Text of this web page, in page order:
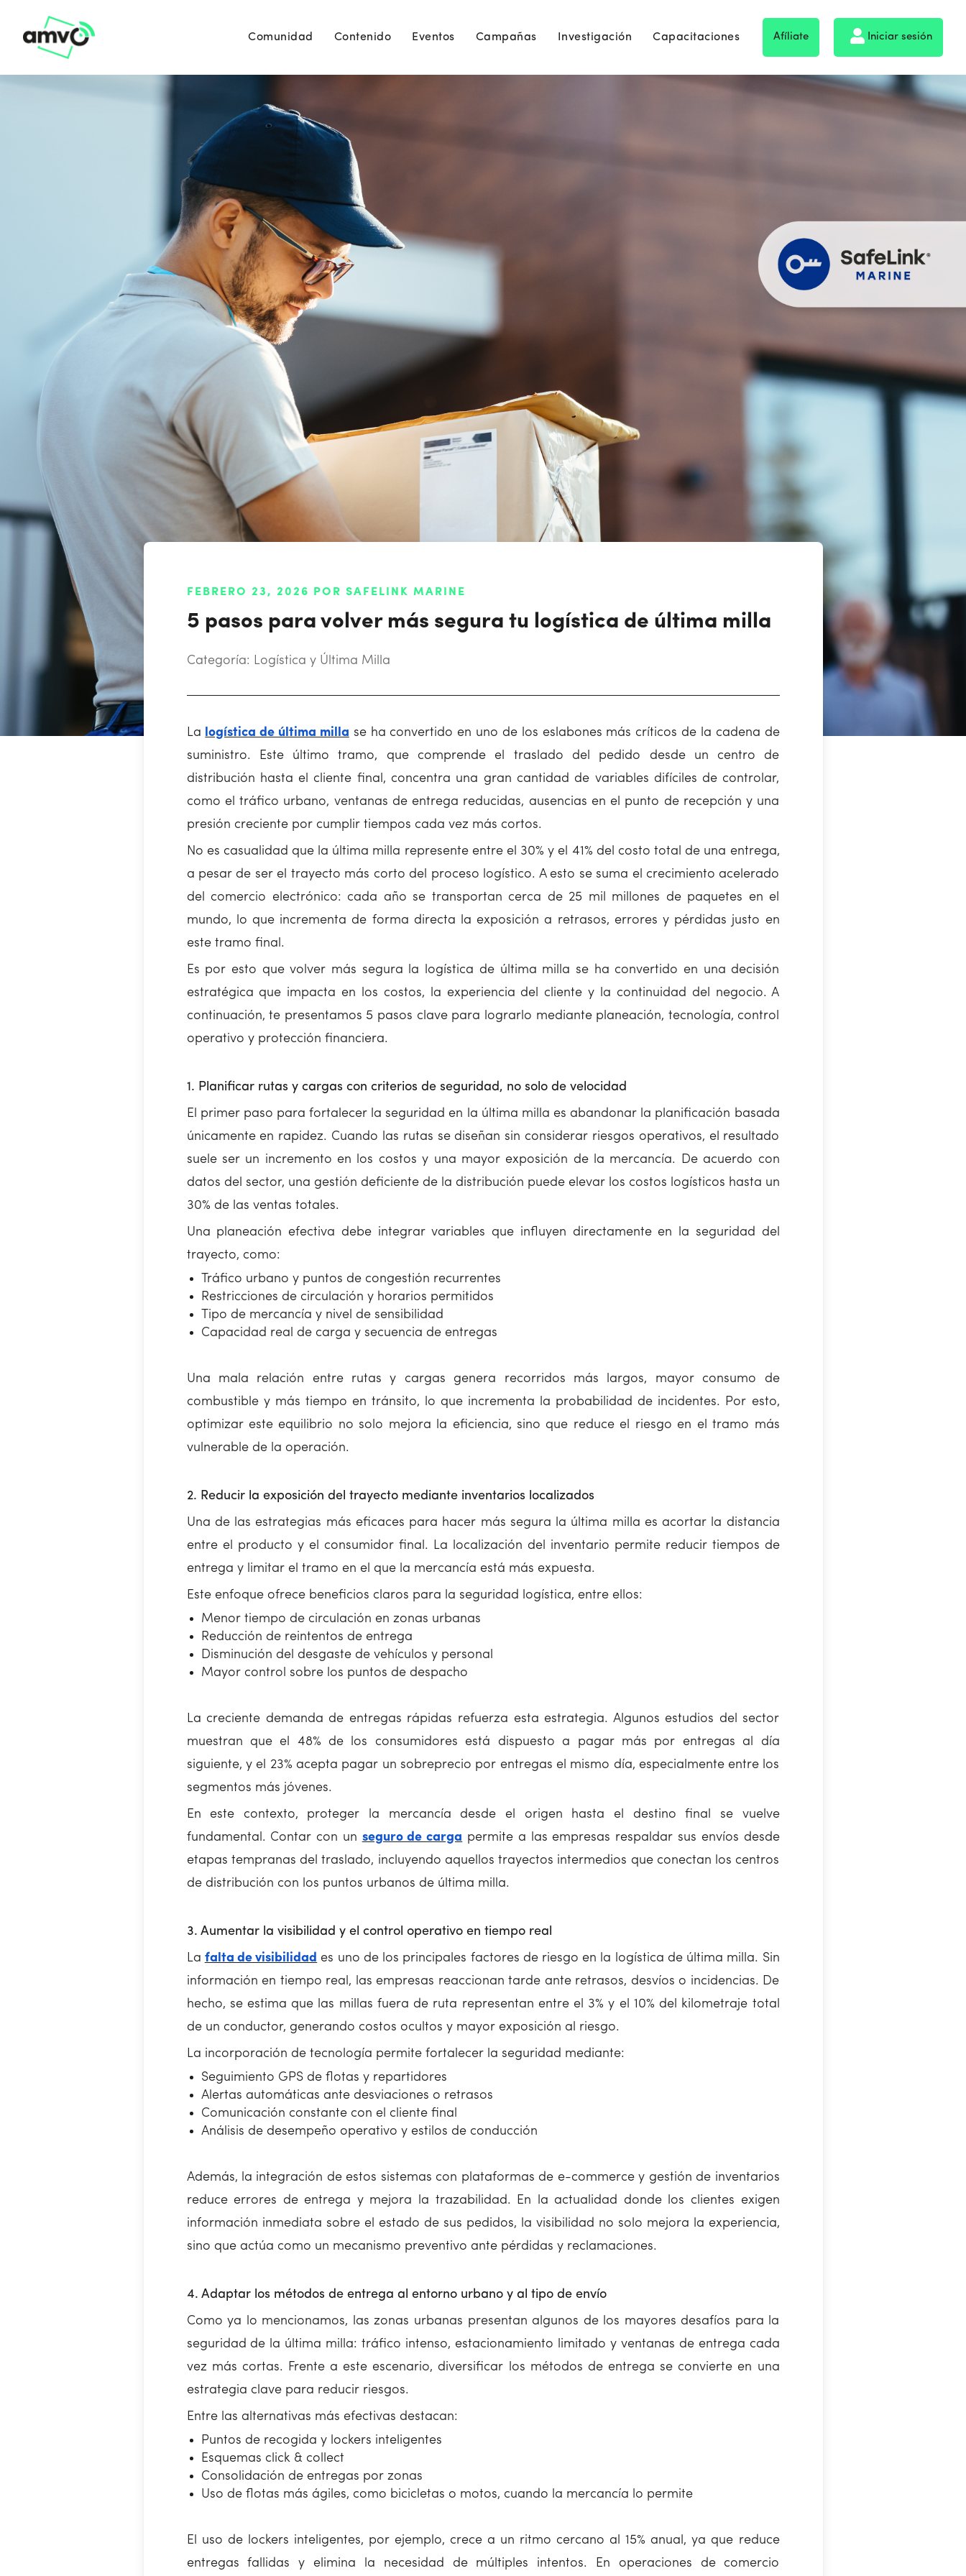
Comunidad Contenido Eventos Campañas Investigación Capacitaciones Afíliate Iniciar sesión
FEBRERO 23, 2026 POR SAFELINK MARINE
5 pasos para volver más segura tu logística de última milla
Categoría: Logística y Última Milla
La logística de última milla se ha convertido en uno de los eslabones más críticos de la cadena de
suministro. Este último tramo, que comprende el traslado del pedido desde un centro de
distribución hasta el cliente final, concentra una gran cantidad de variables difíciles de controlar,
como el tráfico urbano, ventanas de entrega reducidas, ausencias en el punto de recepción y una
presión creciente por cumplir tiempos cada vez más cortos.
No es casualidad que la última milla represente entre el 30% y el 41% del costo total de una entrega,
a pesar de ser el trayecto más corto del proceso logístico. A esto se suma el crecimiento acelerado
del comercio electrónico: cada año se transportan cerca de 25 mil millones de paquetes en el
mundo, lo que incrementa de forma directa la exposición a retrasos, errores y pérdidas justo en
este tramo final.
Es por esto que volver más segura la logística de última milla se ha convertido en una decisión
estratégica que impacta en los costos, la experiencia del cliente y la continuidad del negocio. A
continuación, te presentamos 5 pasos clave para lograrlo mediante planeación, tecnología, control
operativo y protección financiera.
1. Planificar rutas y cargas con criterios de seguridad, no solo de velocidad
El primer paso para fortalecer la seguridad en la última milla es abandonar la planificación basada
únicamente en rapidez. Cuando las rutas se diseñan sin considerar riesgos operativos, el resultado
suele ser un incremento en los costos y una mayor exposición de la mercancía. De acuerdo con
datos del sector, una gestión deficiente de la distribución puede elevar los costos logísticos hasta un
30% de las ventas totales.
Una planeación efectiva debe integrar variables que influyen directamente en la seguridad del
trayecto, como:
Tráfico urbano y puntos de congestión recurrentes
Restricciones de circulación y horarios permitidos
Tipo de mercancía y nivel de sensibilidad
Capacidad real de carga y secuencia de entregas
Una mala relación entre rutas y cargas genera recorridos más largos, mayor consumo de
combustible y más tiempo en tránsito, lo que incrementa la probabilidad de incidentes. Por esto,
optimizar este equilibrio no solo mejora la eficiencia, sino que reduce el riesgo en el tramo más
vulnerable de la operación.
2. Reducir la exposición del trayecto mediante inventarios localizados
Una de las estrategias más eficaces para hacer más segura la última milla es acortar la distancia
entre el producto y el consumidor final. La localización del inventario permite reducir tiempos de
entrega y limitar el tramo en el que la mercancía está más expuesta.
Este enfoque ofrece beneficios claros para la seguridad logística, entre ellos:
Menor tiempo de circulación en zonas urbanas
Reducción de reintentos de entrega
Disminución del desgaste de vehículos y personal
Mayor control sobre los puntos de despacho
La creciente demanda de entregas rápidas refuerza esta estrategia. Algunos estudios del sector
muestran que el 48% de los consumidores está dispuesto a pagar más por entregas al día
siguiente, y el 23% acepta pagar un sobreprecio por entregas el mismo día, especialmente entre los
segmentos más jóvenes.
En este contexto, proteger la mercancía desde el origen hasta el destino final se vuelve
fundamental. Contar con un seguro de carga permite a las empresas respaldar sus envíos desde
etapas tempranas del traslado, incluyendo aquellos trayectos intermedios que conectan los centros
de distribución con los puntos urbanos de última milla.
3. Aumentar la visibilidad y el control operativo en tiempo real
La falta de visibilidad es uno de los principales factores de riesgo en la logística de última milla. Sin
información en tiempo real, las empresas reaccionan tarde ante retrasos, desvíos o incidencias. De
hecho, se estima que las millas fuera de ruta representan entre el 3% y el 10% del kilometraje total
de un conductor, generando costos ocultos y mayor exposición al riesgo.
La incorporación de tecnología permite fortalecer la seguridad mediante:
Seguimiento GPS de flotas y repartidores
Alertas automáticas ante desviaciones o retrasos
Comunicación constante con el cliente final
Análisis de desempeño operativo y estilos de conducción
Además, la integración de estos sistemas con plataformas de e-commerce y gestión de inventarios
reduce errores de entrega y mejora la trazabilidad. En la actualidad donde los clientes exigen
información inmediata sobre el estado de sus pedidos, la visibilidad no solo mejora la experiencia,
sino que actúa como un mecanismo preventivo ante pérdidas y reclamaciones.
4. Adaptar los métodos de entrega al entorno urbano y al tipo de envío
Como ya lo mencionamos, las zonas urbanas presentan algunos de los mayores desafíos para la
seguridad de la última milla: tráfico intenso, estacionamiento limitado y ventanas de entrega cada
vez más cortas. Frente a este escenario, diversificar los métodos de entrega se convierte en una
estrategia clave para reducir riesgos.
Entre las alternativas más efectivas destacan:
Puntos de recogida y lockers inteligentes
Esquemas click & collect
Consolidación de entregas por zonas
Uso de flotas más ágiles, como bicicletas o motos, cuando la mercancía lo permite
El uso de lockers inteligentes, por ejemplo, crece a un ritmo cercano al 15% anual, ya que reduce
entregas fallidas y elimina la necesidad de múltiples intentos. En operaciones de comercio